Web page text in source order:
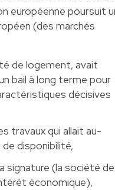
européenne poursuit
(des marchés
de logement, avait
bail à long terme pour
décisives
travaux qui allait au-
disponibilité,
signature (la société de
économique),